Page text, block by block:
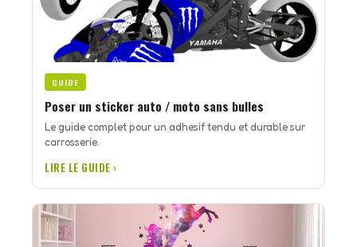
GUIDE
Poser un sticker auto / moto sans bulles
Le guide complet pour un adhesif tendu et durable sur
carrosserie.
LIRE LE GUIDE ›